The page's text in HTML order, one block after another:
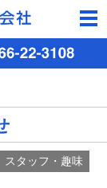
スタッフ・趣味